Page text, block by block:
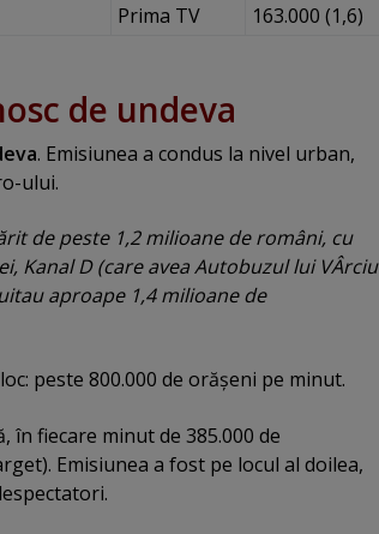
Prima TV 163.000 (1,6)
de undeva
. Emisiunea a condus la nivel urban,
ului.
de peste 1,2 milioane de români, cu
Kanal D (care avea Autobuzul lui VÂrciu
aproape 1,4 milioane de
peste 800.000 de orăşeni pe minut.
în fiecare minut de 385.000 de
Emisiunea a fost pe locul al doilea,